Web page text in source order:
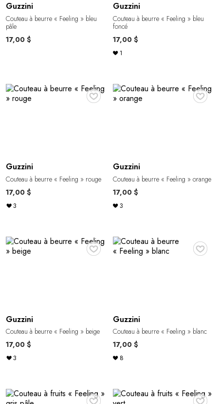
Guzzini
Couteau à beurre « Feeling » bleu
pâle
17,00 $
Guzzini
Couteau à beurre « Feeling » bleu
foncé
17,00 $
1
♥
Guzzini
Couteau à beurre « Feeling » rouge
17,00 $
3
♥
Guzzini
Couteau à beurre « Feeling » orange
17,00 $
3
♥
Guzzini
Couteau à beurre « Feeling » beige
17,00 $
3
♥
Guzzini
Couteau à beurre « Feeling » blanc
17,00 $
8
♥ ♥